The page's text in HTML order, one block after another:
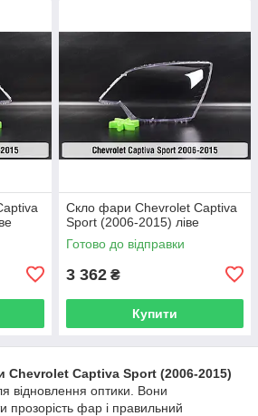
Скло фари Chevrolet Captiva
Sport (2006-2015) ліве
Готово до відправки
3 362 ₴
Купити
Chevrolet Captiva Sport (2006-2015)
відновлення оптики. Вони
прозорість фар і правильний